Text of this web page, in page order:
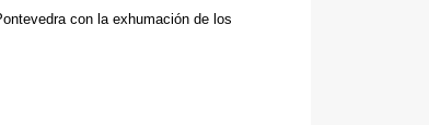
con la exhumación de los